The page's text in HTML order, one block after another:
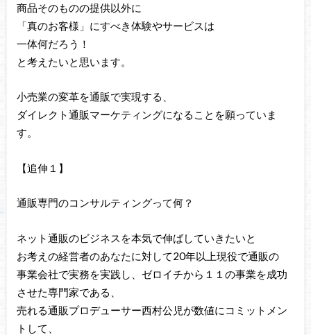
商品そのものの提供以外に
「真のお客様」にすべき体験やサービスは
一体何だろう！
と考えたいと思います。
小売業の変革を通販で実現する、
ダイレクト通販マーケティングになることを願っていま
す。
【追伸１】
通販専門のコンサルティングって何？
ネット通販のビジネスを本気で伸ばしていきたいと
お考えの経営者のあなたに対して20年以上現役で通販の
事業会社で実務を実践し、ゼロイチから１１の事業を成功
させた専門家である、
売れる通販プロデューサー西村公児が数値にコミットメン
トして、